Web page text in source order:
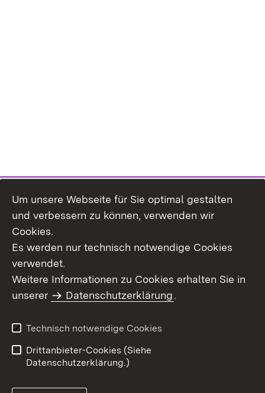
Themenübersicht
Barrierefreiheit
Um unsere Webseite für Sie optimal gestalten
und verbessern zu können, verwenden wir
Cookies.
Es werden nur technisch notwendige Cookies
verwendet.
Weitere Informationen zu Cookies erhalten Sie in
unserer
Datenschutzerklärung.
Technisch notwendige Cookies
Drittanbieter-Cookies (Siehe
Datenschutzerklärung.)